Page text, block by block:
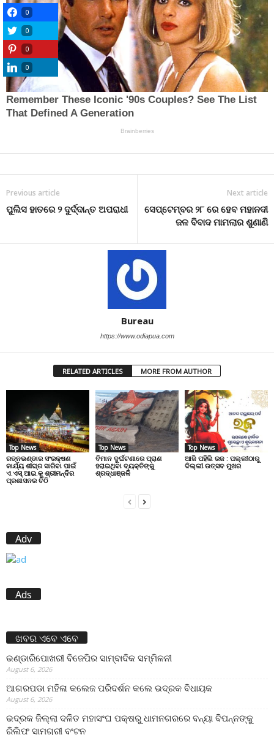
Previous article
ପୁଲିସ ହାତରେ ୨ ଦୁର୍ଦ୍ଦାନ୍ତ ଅପରାଧୀ
Next article
ସେପ୍ଟେମ୍ବର ୨୮ ରେ ହେବ ମହାନଦୀ
ଜଳ ବିବାଦ ମାମଲାର ଶୁଣାଣି
Bureau
https://www.odiapua.com
RELATED ARTICLES MORE FROM AUTHOR
Top News
ରତ୍ନଭଣ୍ଡାର ସଂରକ୍ଷଣ
କାର୍ଯ୍ୟ ଶୀଘ୍ର ସାରିବା ପାଇଁ
ଏ.ଏସ୍.ଆଇ.କୁ ଶ୍ରୀମନ୍ଦିର
ପ୍ରଶାସନର ଚିଠି
Top News
ବିମାନ ଦୁର୍ଘଟଣାରେ ପ୍ରାଣ
ହରାଇଥିବା ବ୍ୟକ୍ତିଙ୍କୁ
ଶ୍ରଦ୍ଧାଞ୍ଜଳି
Top News
ଆଜି ପହିଲି ରଜ : ପଲ୍ଲୀଠାରୁ
ଦିଲ୍ଲୀ ଉତ୍ସବ ମୁଖର
Adv
Ads
ଖବର ଏବେ ଏବେ
ଭଣ୍ଡାରିପୋଖରୀ ବିଜେପିର ସାମ୍ବାଦିକ ସମ୍ମିଳନୀ
August 6, 2026
ଆଗରପଡା ମହିଳା କଲେଜ ପରିଦର୍ଶନ କଲେ ଭଦ୍ରକ ବିଧାୟକ
August 6, 2026
ଭଦ୍ରକ ଜିଲ୍ଲା ଦଳିତ ମହାସଂଘ ପକ୍ଷରୁ ଧାମନଗରରେ ବନ୍ୟା ବିପନ୍ନଙ୍କୁ
ରିଲିଫ ସାମଗ୍ରୀ ବଂଟନ
0
0
0
0